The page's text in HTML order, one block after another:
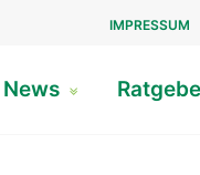
IMPRESSUM
News